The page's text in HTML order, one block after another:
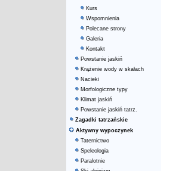
Kurs
Wspomnienia
Polecane strony
Galeria
Kontakt
Powstanie jaskiń
Krążenie wody w skałach
Nacieki
Morfologiczne typy
Klimat jaskiń
Powstanie jaskiń tatrz.
Zagadki tatrzańskie
Aktywny wypoczynek
Taternictwo
Speleologia
Paralotnie